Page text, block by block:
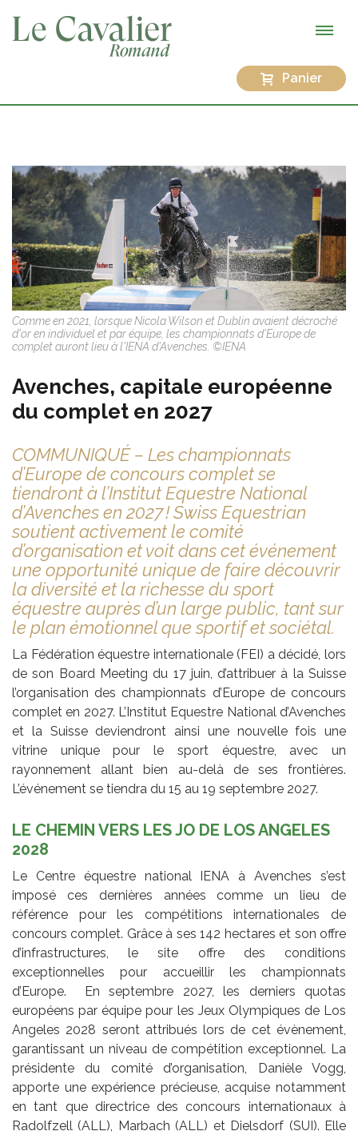
Panier
Comme en 2021, lorsque Nicola Wilson et Dublin avaient décroché
d'or en individuel et par équipe, les championnats d'Europe de
complet auront lieu à l'IENA d'Avenches. ©IENA
Avenches, capitale européenne
du complet en 2027
COMMUNIQUÉ – Les championnats
d’Europe de concours complet se
tiendront à l’Institut Equestre National
d’Avenches en 2027 ! Swiss Equestrian
soutient activement le comité
d’organisation et voit dans cet événement
une opportunité unique de faire découvrir
la diversité et la richesse du sport
équestre auprès d’un large public, tant sur
le plan émotionnel que sportif et sociétal.
La Fédération équestre internationale (FEI) a décidé, lors
de son Board Meeting du 17 juin, d’attribuer à la Suisse
l’organisation des championnats d’Europe de concours
complet en 2027. L’Institut Equestre National d’Avenches
et la Suisse deviendront ainsi une nouvelle fois une
vitrine unique pour le sport équestre, avec un
rayonnement allant bien au-delà de ses frontières.
L’événement se tiendra du 15 au 19 septembre 2027.
LE CHEMIN VERS LES JO DE LOS ANGELES
2028
Le Centre équestre national IENA à Avenches s’est
imposé ces dernières années comme un lieu de
référence pour les compétitions internationales de
concours complet. Grâce à ses 142 hectares et son offre
d’infrastructures, le site offre des conditions
exceptionnelles pour accueillir les championnats
d’Europe. En septembre 2027, les derniers quotas
européens par équipe pour les Jeux Olympiques de Los
Angeles 2028 seront attribués lors de cet évènement,
garantissant un niveau de compétition exceptionnel. La
présidente du comité d’organisation, Danièle Vogg,
apporte une expérience précieuse, acquise notamment
en tant que directrice des concours internationaux à
Radolfzell (ALL), Marbach (ALL) et Dielsdorf (SUI). Elle